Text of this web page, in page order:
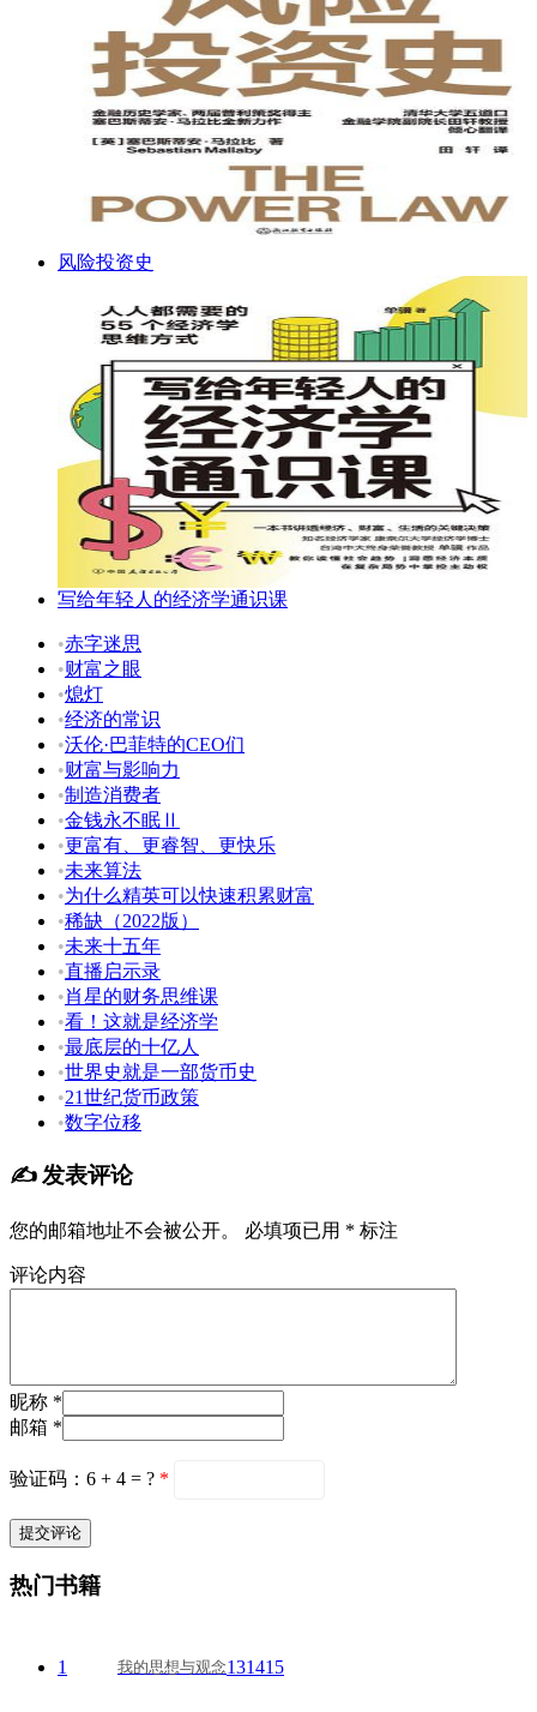
风险投资史
写给年轻人的经济学通识课
•赤字迷思
•财富之眼
•熄灯
•经济的常识
•沃伦·巴菲特的CEO们
•财富与影响力
•制造消费者
•金钱永不眠Ⅱ
•更富有、更睿智、更快乐
•未来算法
•为什么精英可以快速积累财富
•稀缺（2022版）
•未来十五年
•直播启示录
•肖星的财务思维课
•看！这就是经济学
•最底层的十亿人
•世界史就是一部货币史
•21世纪货币政策
•数字位移
✍️ 发表评论
您的邮箱地址不会被公开。 必填项已用 * 标注
评论内容
昵称 *
邮箱 *
验证码：6 + 4 = ? *
热门书籍
1 我的思想与观念131415